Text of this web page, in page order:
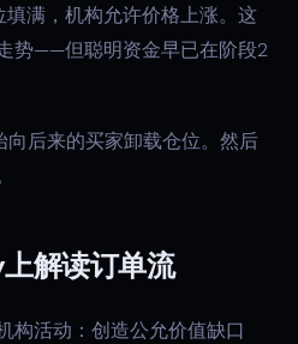
填满，机构允许价格上涨。这
势——但聪明资金早已在阶段2
向后来的买家卸载仓位。然后
解读订单流
构活动：创造公允价值缺口